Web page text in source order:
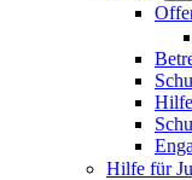
Hilfe für